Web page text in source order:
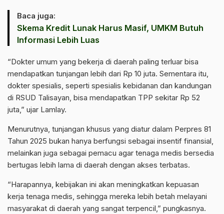
Baca juga:
Skema Kredit Lunak Harus Masif, UMKM Butuh
Informasi Lebih Luas
“Dokter umum yang bekerja di daerah paling terluar bisa
mendapatkan tunjangan lebih dari Rp 10 juta. Sementara itu,
dokter spesialis, seperti spesialis kebidanan dan kandungan
di RSUD Talisayan, bisa mendapatkan TPP sekitar Rp 52
juta,” ujar Lamlay.
Menurutnya, tunjangan khusus yang diatur dalam Perpres 81
Tahun 2025 bukan hanya berfungsi sebagai insentif finansial,
melainkan juga sebagai pemacu agar tenaga medis bersedia
bertugas lebih lama di daerah dengan akses terbatas.
“Harapannya, kebijakan ini akan meningkatkan kepuasan
kerja tenaga medis, sehingga mereka lebih betah melayani
masyarakat di daerah yang sangat terpencil,” pungkasnya.